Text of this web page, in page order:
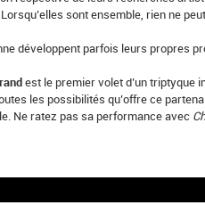
sont ensemble, rien ne
développent parfois leurs propres
est le premier volet d’un triptyque
les possibilités qu’offre ce
Ne ratez pas sa performance avec